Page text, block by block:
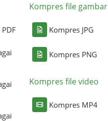
Kompres file gambar
Kompres JPG
Kompres PNG
Kompres file video
Kompres MP4